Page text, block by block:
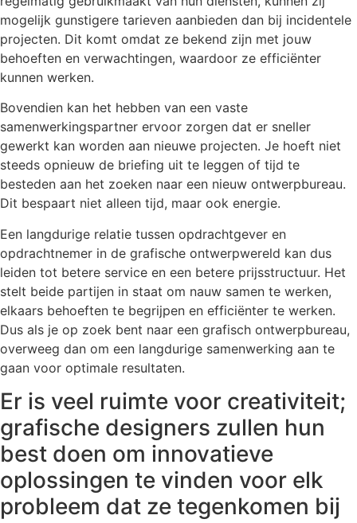
mogelijk gunstigere tarieven aanbieden dan bij incidentele
projecten. Dit komt omdat ze bekend zijn met jouw
behoeften en verwachtingen, waardoor ze efficiënter
kunnen werken.
Bovendien kan het hebben van een vaste
samenwerkingspartner ervoor zorgen dat er sneller
gewerkt kan worden aan nieuwe projecten. Je hoeft niet
steeds opnieuw de briefing uit te leggen of tijd te
besteden aan het zoeken naar een nieuw ontwerpbureau.
Dit bespaart niet alleen tijd, maar ook energie.
Een langdurige relatie tussen opdrachtgever en
opdrachtnemer in de grafische ontwerpwereld kan dus
leiden tot betere service en een betere prijsstructuur. Het
stelt beide partijen in staat om nauw samen te werken,
elkaars behoeften te begrijpen en efficiënter te werken.
Dus als je op zoek bent naar een grafisch ontwerpbureau,
overweeg dan om een langdurige samenwerking aan te
gaan voor optimale resultaten.
Er is veel ruimte voor creativiteit;
grafische designers zullen hun
best doen om innovatieve
oplossingen te vinden voor elk
probleem dat ze tegenkomen bij